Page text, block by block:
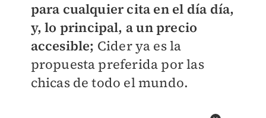
para cualquier cita en el día día,
y, lo principal, a un precio
accesible; Cider ya es la
propuesta preferida por las
chicas de todo el mundo.